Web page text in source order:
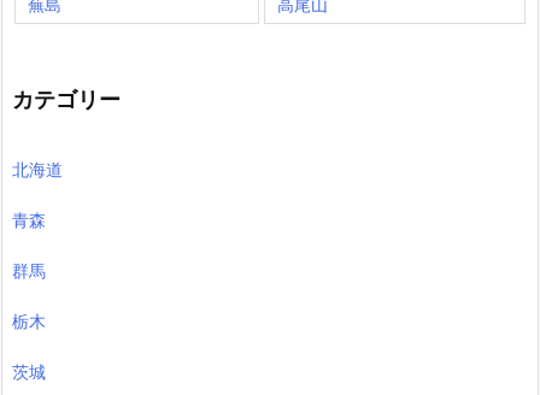
蕪島 高尾山
カテゴリー
北海道
青森
群馬
栃木
茨城